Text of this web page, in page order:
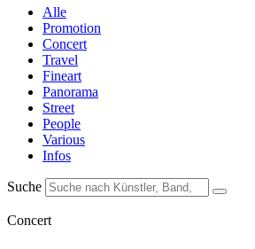
Alle
Promotion
Concert
Travel
Fineart
Panorama
Street
People
Various
Infos
Suche
Concert